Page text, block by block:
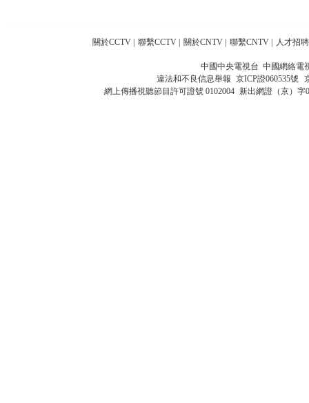
關於CCTV 聯繫CCTV 關於CNTV 聯繫CNTV 人才招聘
中國中央電視台 中國網絡電
違法和不良信息舉報 京ICP證060535號
網上傳播視聽節目許可證號 0102004 新出網證（京）